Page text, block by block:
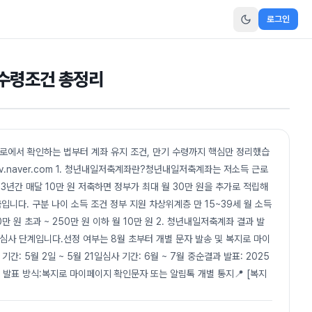
로그인
령조건 총정리
서 확인하는 법부터 계좌 유지 조건, 만기 수령까지 핵심만 정리했습
1. 청년내일저축계좌란?청년내일저축계좌는 저소득 근로
간 매달 10만 원 저축하면 정부가 최대 월 30만 원을 추가로 적립해
니다. 구분 나이 소득 조건 정부 지원 차상위계층 만 15~39세 월 소득
원 초과 ~ 250만 원 이하 월 10만 원 2. 청년내일저축계좌 결과 발
단계입니다.선정 여부는 8월 초부터 개별 문자 발송 및 복지로 마이
간: 5월 2일 ~ 5월 21일심사 기간: 6월 ~ 7월 중순결과 발표: 2025
방식:복지로 마이페이지 확인문자 또는 알림톡 개별 통지📍 [복지